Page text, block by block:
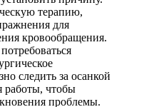
терапию,
для
кровообращения.
следить за осанкой
работы, чтобы
проблемы.